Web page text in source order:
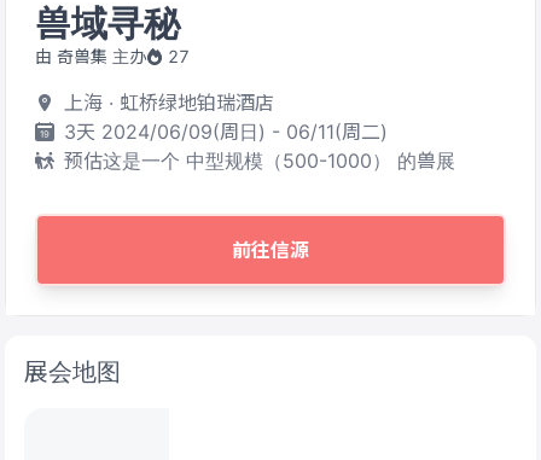
兽域寻秘
由 奇兽集 主办 27
上海 · 虹桥绿地铂瑞酒店
3天 2024/06/09(周日) - 06/11(周二)
预估这是一个 中型规模（500-1000） 的兽展
前往信源
展会地图